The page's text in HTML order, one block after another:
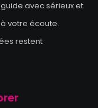
avec sérieux et
votre écoute.
restent